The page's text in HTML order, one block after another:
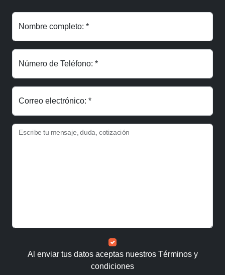
Nombre completo: *
Número de Teléfono: *
Correo electrónico: *
Escribe tu mensaje, duda, cotización
Al enviar tus datos aceptas nuestros Términos y
condiciones